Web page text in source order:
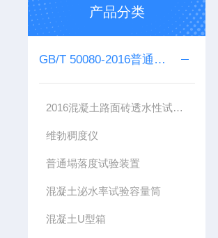
产品分类
GB/T 50080-2016普通混凝土拌合物性能试验仪器
2016混凝土路面砖透水性试验装置
维勃稠度仪
普通塌落度试验装置
混凝土泌水率试验容量筒
混凝土U型箱